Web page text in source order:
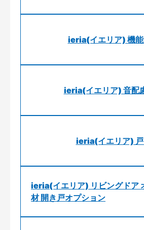
ieria(イエリア) 機
ieria(イエリア) 音配
ieria(イエリア)
ieria(イエリア) リビングドア
材 開き戸オプション